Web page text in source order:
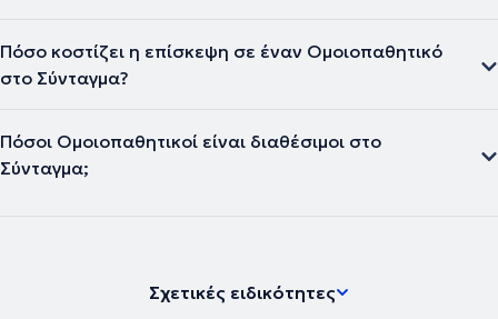
Πόσο κοστίζει η επίσκεψη σε έναν Ομοιοπαθητικό
στο Σύνταγμα?
Πόσοι Ομοιοπαθητικοί είναι διαθέσιμοι στο
Σύνταγμα;
Σχετικές ειδικότητες